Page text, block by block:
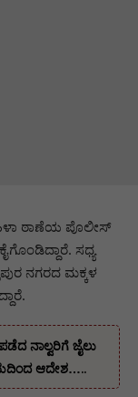
ಠಾಣೆಯ ಪೊಲೀಸ್
ಸಧ್ಯ
ನಗರದ ಮಕ್ಕಳ
ನಾಲ್ವರಿಗೆ ಜೈಲು
ಆದೇಶ…..